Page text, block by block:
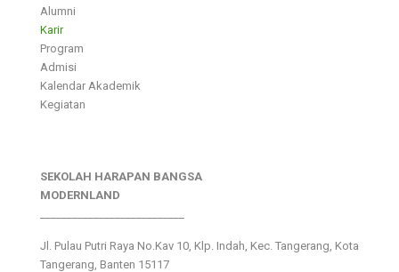
Alumni
Karir
Program
Admisi
Kalendar Akademik
Kegiatan
SEKOLAH HARAPAN BANGSA
MODERNLAND
Jl. Pulau Putri Raya No.Kav 10, Klp. Indah, Kec. Tangerang, Kota
Tangerang, Banten 15117